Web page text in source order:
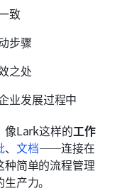
致
步骤
之处
业发展过程中
像Lark这样的工作
、 文档——连接在
简单的流程管理
产力。